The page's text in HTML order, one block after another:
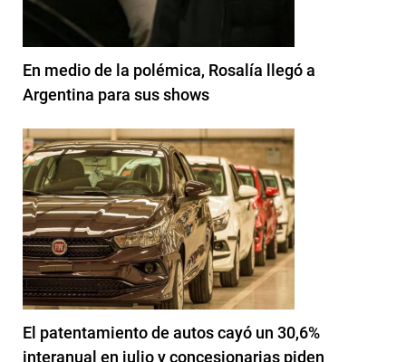
En medio de la polémica, Rosalía llegó a
Argentina para sus shows
El patentamiento de autos cayó un 30,6%
interanual en julio y concesionarias piden